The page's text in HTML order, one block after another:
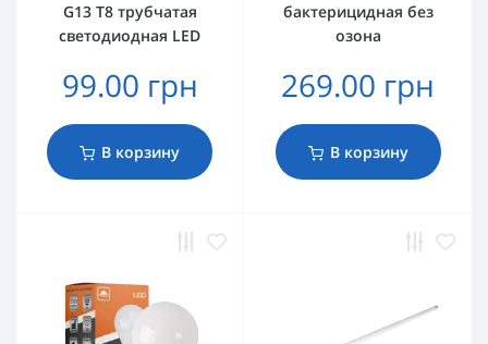
G13 T8 трубчатая
светодиодная LED
99.00 грн
В корзину
бактерицидная без
озона
269.00 грн
В корзину